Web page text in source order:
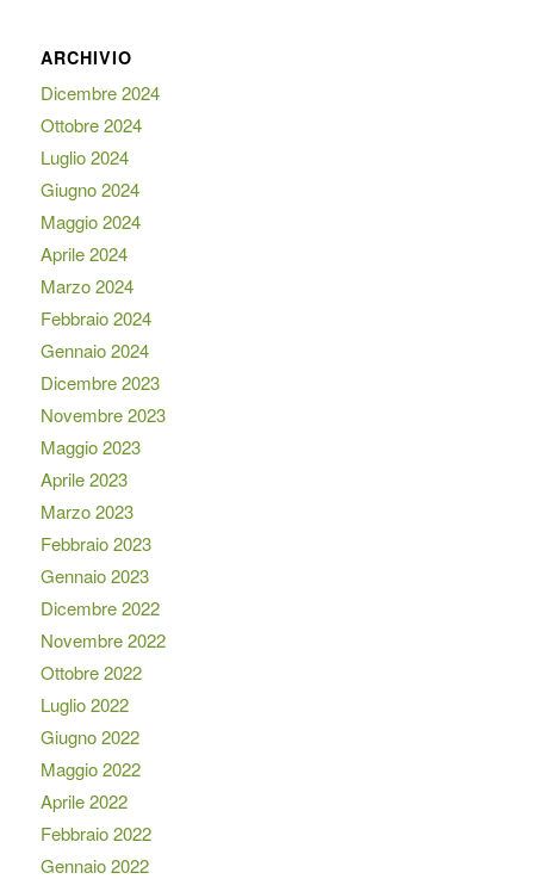
ARCHIVIO
Dicembre 2024
Ottobre 2024
Luglio 2024
Giugno 2024
Maggio 2024
Aprile 2024
Marzo 2024
Febbraio 2024
Gennaio 2024
Dicembre 2023
Novembre 2023
Maggio 2023
Aprile 2023
Marzo 2023
Febbraio 2023
Gennaio 2023
Dicembre 2022
Novembre 2022
Ottobre 2022
Luglio 2022
Giugno 2022
Maggio 2022
Aprile 2022
Febbraio 2022
Gennaio 2022